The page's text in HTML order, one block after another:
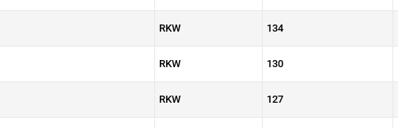
RKW 134
RKW 130
RKW 127